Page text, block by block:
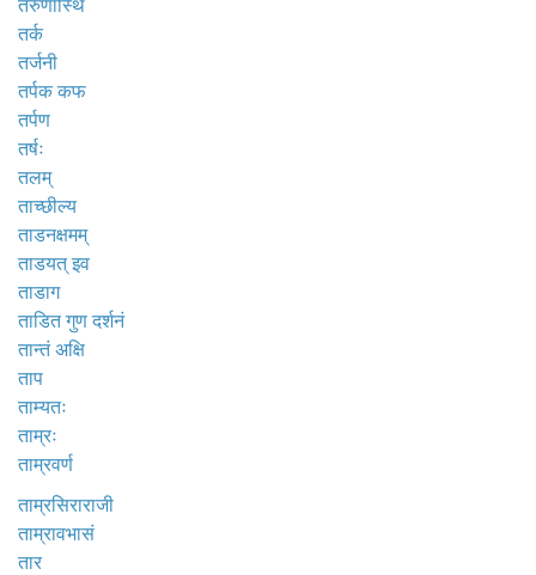
तरुणास्थि
तर्क
तर्जनी
तर्पक कफ
तर्पण
तर्षः
तलम्
ताच्छील्य
ताडनक्षमम्
ताडयत् इव
ताडाग
ताडित गुण दर्शनं
तान्तं अक्षि
ताप
ताम्यतः
ताम्रः
ताम्रवर्ण
ताम्रसिराराजी
ताम्रावभासं
तार